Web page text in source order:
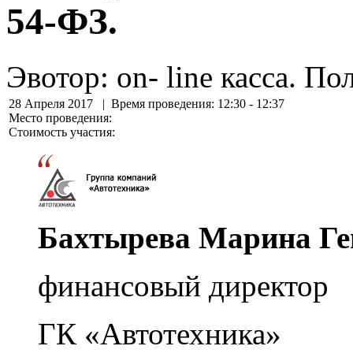
54-ФЗ.
Эвотор: on- linе касса.
28 Апреля 2017
| Время проведения: 12:30 - 12:37
Место проведения:
Стоимость участия:
Бахтырева Марина
финансовый директор
ГК «Автотехника»